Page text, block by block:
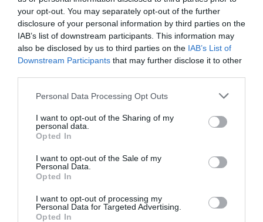
your opt-out. You may separately opt-out of the further
disclosure of your personal information by third parties on the
IAB’s list of downstream participants. This information may
also be disclosed by us to third parties on the IAB’s List of
Downstream Participants that may further disclose it to other
Personal Data Processing Opt Outs
I want to opt-out of the Sharing of my
personal data.
Opted In
I want to opt-out of the Sale of my
Personal Data.
Opted In
I want to opt-out of processing my
Personal Data for Targeted Advertising.
Opted In
τους και γενικά, την ποιότητα της ζωής τους. Η
οικογένεια πρέπει να τους βοηθήσει σε αυτό.
– Ποιος πιστεύετε ότι θα έπρεπε να είναι ο ρόλος
Η τέχνη και η μόρφωση αλλάζουν τον κόσμο. Το θέατρο
την οικονομία, χωρίς να σκέφτονται ότι η ψυχή και το
πνεύμα μας λιμοκτονούν. Η θεατρική παιδεία είναι
απολύτως απαραίτητη και πρέπει να ξεκινάει από τη
νηπιακή ηλικία. Πρέπει να καλλιεργήσουμε μέσω του
θεάτρου την ενσυναίσθηση των παιδιών μας, ώστε να
δούμε αργότερα νέους πολίτες, πιο ώριμους, με
κριτική σκέψη και καθαρή κοινωνική συνείδηση.